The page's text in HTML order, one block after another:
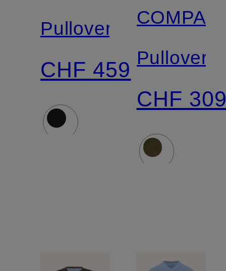
Pullover
CHF 459
Pullover
CHF